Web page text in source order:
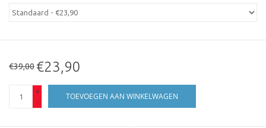
€39,00 €23,90
+
-
TOEVOEGEN AAN WINKELWAGEN